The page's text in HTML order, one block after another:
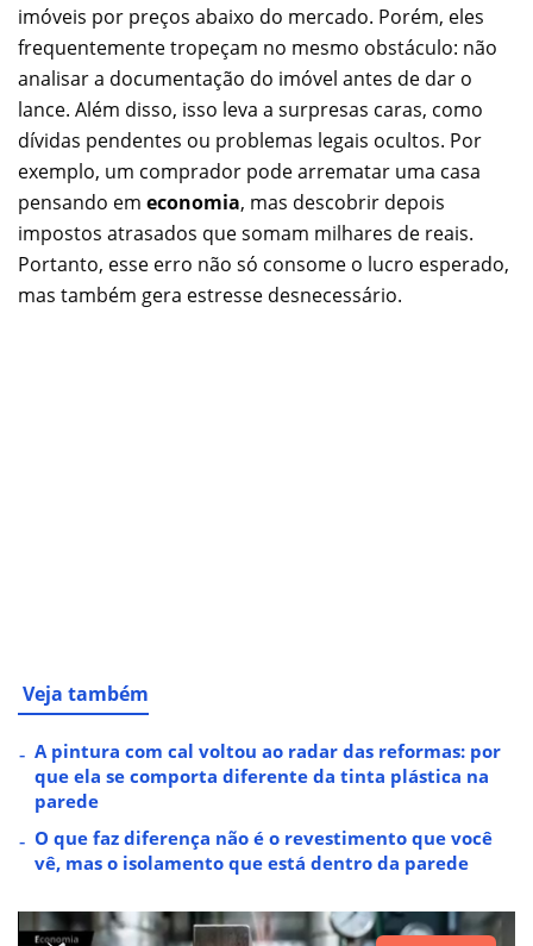
imóveis por preços abaixo do mercado. Porém, eles
frequentemente tropeçam no mesmo obstáculo: não
analisar a documentação do imóvel antes de dar o
lance. Além disso, isso leva a surpresas caras, como
dívidas pendentes ou problemas legais ocultos. Por
exemplo, um comprador pode arrematar uma casa
pensando em economia, mas descobrir depois
impostos atrasados que somam milhares de reais.
Portanto, esse erro não só consome o lucro esperado,
mas também gera estresse desnecessário.
Veja também
A pintura com cal voltou ao radar das reformas: por
que ela se comporta diferente da tinta plástica na
parede
O que faz diferença não é o revestimento que você
vê, mas o isolamento que está dentro da parede